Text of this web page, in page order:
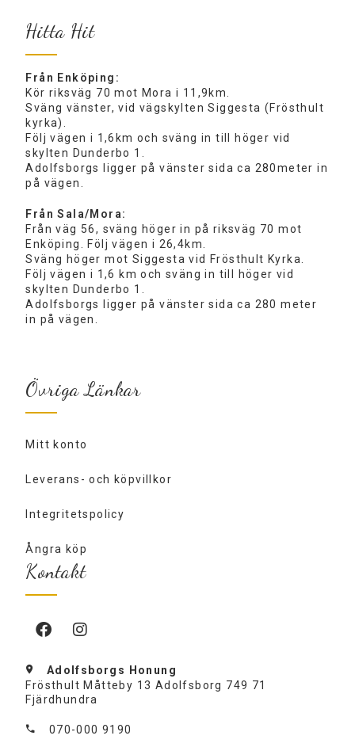
Hitta Hit
Från Enköping:
Kör riksväg 70 mot Mora i 11,9km.
Sväng vänster, vid vägskylten Siggesta (Frösthult
kyrka).
Följ vägen i 1,6km och sväng in till höger vid
skylten Dunderbo 1.
Adolfsborgs ligger på vänster sida ca 280meter in
på vägen.
Från Sala/Mora:
Från väg 56, sväng höger in på riksväg 70 mot
Enköping. Följ vägen i 26,4km.
Sväng höger mot Siggesta vid Frösthult Kyrka.
Följ vägen i 1,6 km och sväng in till höger vid
skylten Dunderbo 1.
Adolfsborgs ligger på vänster sida ca 280 meter
in på vägen.
Övriga Länkar
Mitt konto
Leverans- och köpvillkor
Integritetspolicy
Ångra köp
Kontakt
Adolfsborgs Honung
Frösthult Måtteby 13 Adolfsborg 749 71
Fjärdhundra
070-000 9190